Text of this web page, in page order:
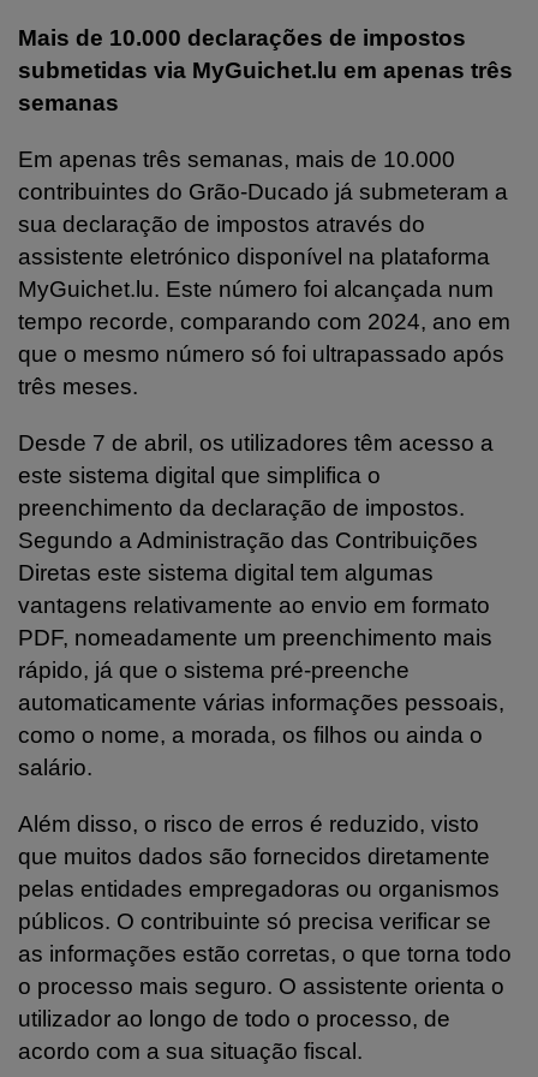
Mais de 10.000 declarações de impostos
submetidas via MyGuichet.lu em apenas três
semanas
Em apenas três semanas, mais de 10.000
contribuintes do Grão-Ducado já submeteram a
sua declaração de impostos através do
assistente eletrónico disponível na plataforma
MyGuichet.lu. Este número foi alcançada num
tempo recorde, comparando com 2024, ano em
que o mesmo número só foi ultrapassado após
três meses.
Desde 7 de abril, os utilizadores têm acesso a
este sistema digital que simplifica o
preenchimento da declaração de impostos.
Segundo a Administração das Contribuições
Diretas este sistema digital tem algumas
vantagens relativamente ao envio em formato
PDF, nomeadamente um preenchimento mais
rápido, já que o sistema pré-preenche
automaticamente várias informações pessoais,
como o nome, a morada, os filhos ou ainda o
salário.
Além disso, o risco de erros é reduzido, visto
que muitos dados são fornecidos diretamente
pelas entidades empregadoras ou organismos
públicos. O contribuinte só precisa verificar se
as informações estão corretas, o que torna todo
o processo mais seguro. O assistente orienta o
utilizador ao longo de todo o processo, de
acordo com a sua situação fiscal.